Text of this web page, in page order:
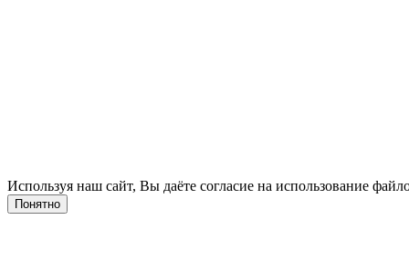
Используя наш сайт, Вы даёте согласие на использование
Понятно